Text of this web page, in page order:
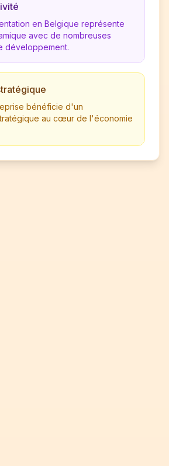
en Belgique représente
avec de nombreuses
développement.
bénéficie d'un
au cœur de l'économie